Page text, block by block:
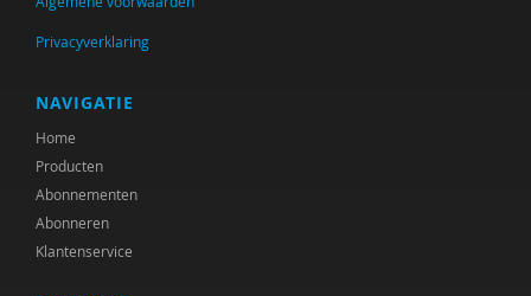
Mijntje ten Brummelaar
R.A.R. Bullens
Ruud Bullens
Mathilde Compagner
Giulia de Pascale
Ellen de Ruiter
Privacyverklaring
NAVIGATIE
Home
Producten
Abonnementen
Abonneren
Klantenservice